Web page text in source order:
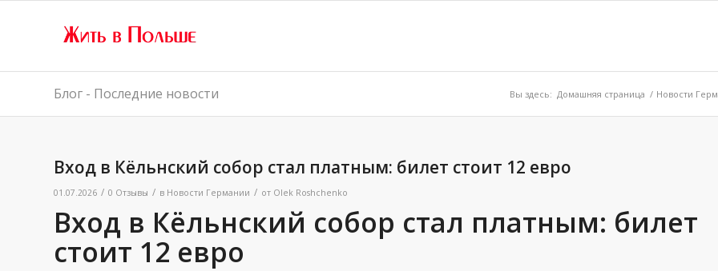
Блог - Последние новости Вы здесь: Домашняя страница / Новости
Вход в Кёльнский собор стал платным: билет стоит 12 евро
01.07.2026 / 0 Отзывы / в Новости Германии / от Olek Roshchenko
Вход в Кёльнский собор стал платным: билет
стоит 12 евро